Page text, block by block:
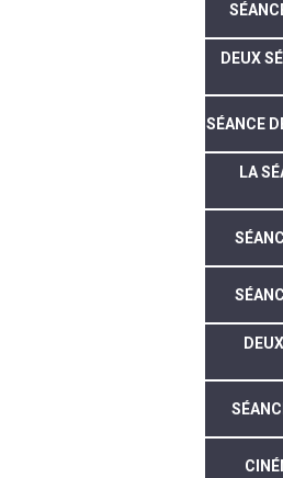
DEUX
SÉANCE
LA